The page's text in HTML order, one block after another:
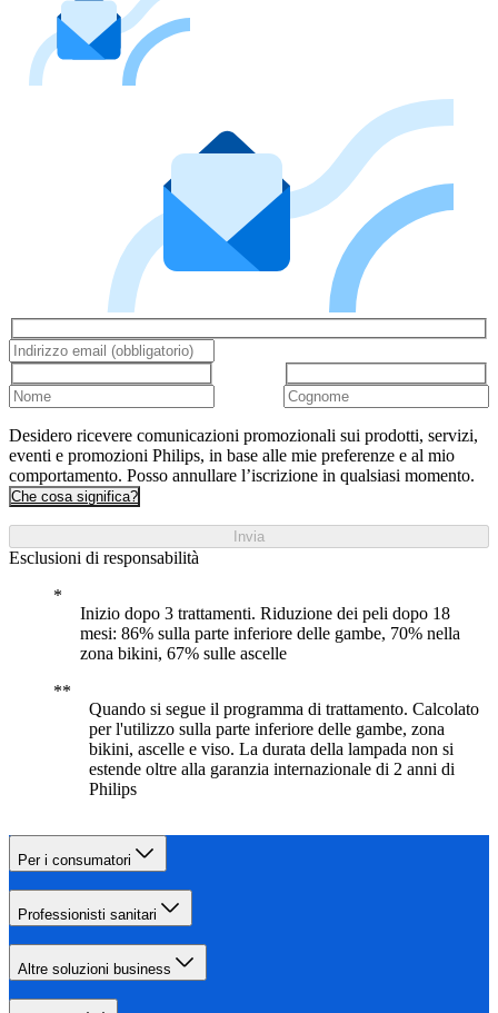
Desidero ricevere comunicazioni promozionali sui prodotti, servizi,
eventi e promozioni Philips, in base alle mie preferenze e al mio
comportamento. Posso annullare l’iscrizione in qualsiasi momento.
Che cosa significa?
Invia
Esclusioni di responsabilità
Inizio dopo 3 trattamenti. Riduzione dei peli dopo 18
mesi: 86% sulla parte inferiore delle gambe, 70% nella
zona bikini, 67% sulle ascelle
Quando si segue il programma di trattamento. Calcolato
per l'utilizzo sulla parte inferiore delle gambe, zona
bikini, ascelle e viso. La durata della lampada non si
estende oltre alla garanzia internazionale di 2 anni di
Philips
Per i consumatori
Professionisti sanitari
Altre soluzioni business